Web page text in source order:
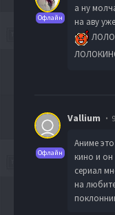
Офлайн
а ну
на аву
Офлайн
Vallium
Аниме
кино и
сериал
на